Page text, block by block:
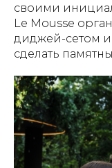
своими
Le Mousse
диджей-сетом и
сделать